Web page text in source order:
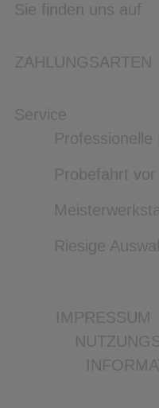
Sie finden uns auf
ZAHLUNGSARTEN
Service
Professionelle
Probefahrt
Riesige
IMPRESSUM